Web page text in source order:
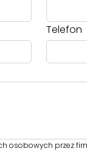
Telefon
osobowych przez